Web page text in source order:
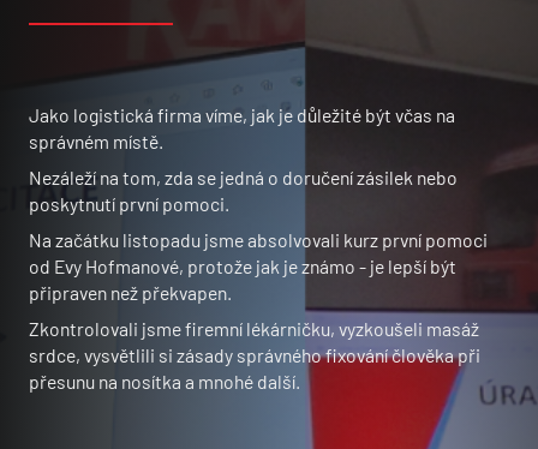
Jako logistická firma víme, jak je důležité být včas na
správném místě.
Nezáleží na tom, zda se jedná o doručení zásilek nebo
poskytnutí první pomoci.
Na začátku listopadu jsme absolvovali kurz první pomoci
od Evy Hofmanové, protože jak je známo - je lepší být
připraven než překvapen.
Zkontrolovali jsme firemní lékárničku, vyzkoušeli masáž
srdce, vysvětlili si zásady správného fixování člověka při
přesunu na nosítka a mnohé další.